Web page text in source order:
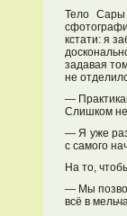
Тело Сары
кстати: я
задавая
не
—
Слишком
— Я уже раз
с самого
На то,
— Мы
всё в